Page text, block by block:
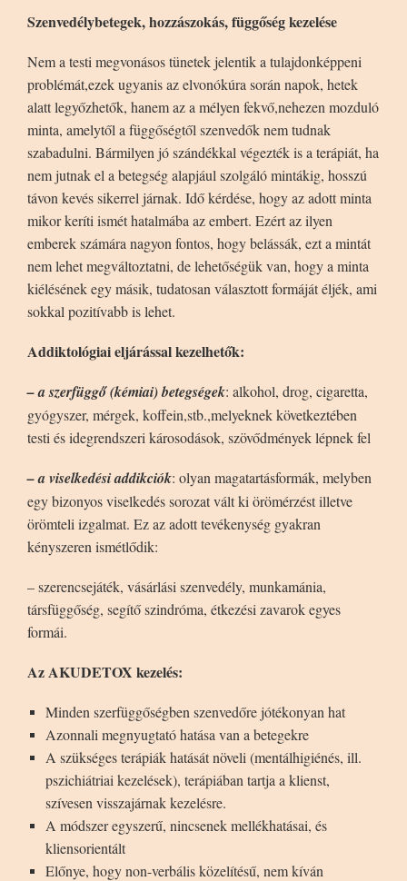
Szenvedélybetegek, hozzászokás, függőség kezelése
Nem a testi megvonásos tünetek jelentik a tulajdonképpeni
problémát,ezek ugyanis az elvonókúra során napok, hetek
alatt legyőzhetők, hanem az a mélyen fekvő,nehezen mozduló
minta, amelytől a függőségtől szenvedők nem tudnak
szabadulni. Bármilyen jó szándékkal végezték is a terápiát, ha
nem jutnak el a betegség alapjául szolgáló mintákig, hosszú
távon kevés sikerrel járnak. Idő kérdése, hogy az adott minta
mikor keríti ismét hatalmába az embert. Ezért az ilyen
emberek számára nagyon fontos, hogy belássák, ezt a mintát
nem lehet megváltoztatni, de lehetőségük van, hogy a minta
kiélésének egy másik, tudatosan választott formáját éljék, ami
sokkal pozitívabb is lehet.
Addiktológiai eljárással kezelhetők:
– a szerfüggő (kémiai) betegségek: alkohol, drog, cigaretta,
gyógyszer, mérgek, koffein,stb.,melyeknek következtében
testi és idegrendszeri károsodások, szövődmények lépnek fel
– a viselkedési addikciók: olyan magatartásformák, melyben
egy bizonyos viselkedés sorozat vált ki örömérzést illetve
örömteli izgalmat. Ez az adott tevékenység gyakran
kényszeren ismétlődik:
– szerencsejáték, vásárlási szenvedély, munkamánia,
társfüggőség, segítő szindróma, étkezési zavarok egyes
formái.
Az AKUDETOX kezelés:
Minden szerfüggőségben szenvedőre jótékonyan hat
Azonnali megnyugtató hatása van a betegekre
A szükséges terápiák hatását növeli (mentálhigiénés, ill.
pszichiátriai kezelések), terápiában tartja a klienst,
szívesen visszajárnak kezelésre.
A módszer egyszerű, nincsenek mellékhatásai, és
kliensorientált
Előnye, hogy non-verbális közelítésű, nem kíván